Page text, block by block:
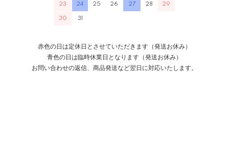
23 24 25 26 27 28 29
30 31
赤色の日は定休日とさせていただきます（発送お休み）
青色の日は臨時休業日となります（発送お休み）
お問い合わせの返信、商品発送など翌日に対応いたします。